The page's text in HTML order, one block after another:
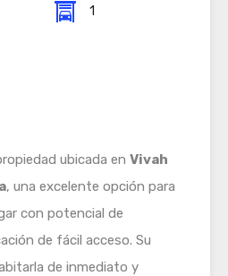
1
ubicada en Vivah
, una excelente opción para
con potencial de
de fácil acceso. Su
de inmediato y